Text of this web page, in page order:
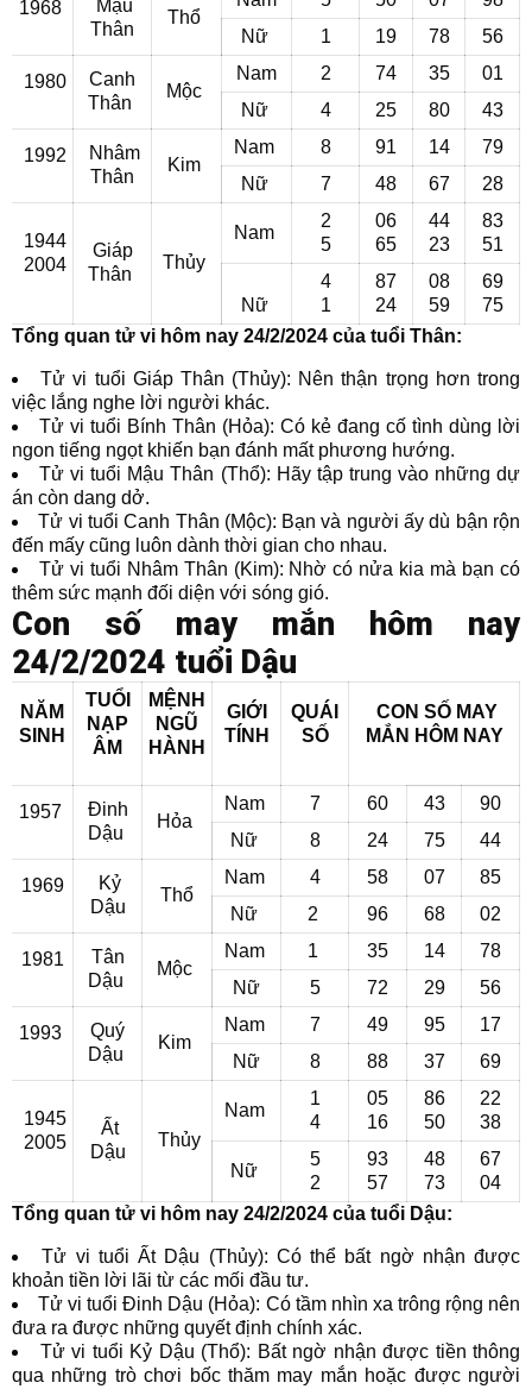
1968
Mậu
Thân
Thổ
Nữ
1 19 78 56
1980
Canh
Thân
Mộc
Nam 2 74 35
01
Nữ
4 25 80 43
1992
Nhâm
Thân
Kim
Nam 8 91 14
79
Nữ
7 48 67 28
1944
2004
Giáp
Thân
Thủy
Nam
2
5
06
65
44
23
83
51
Nữ
4
1
87
24
08
59
69
75
Tổng quan tử vi hôm nay 24/2/2024 của tuổi Thân:
Tử vi tuổi Giáp Thân (Thủy): Nên thận trọng hơn trong
việc lắng nghe lời người khác.
Tử vi tuổi Bính Thân (Hỏa): Có kẻ đang cố tình dùng lời
ngon tiếng ngọt khiến bạn đánh mất phương hướng.
Tử vi tuổi Mậu Thân (Thổ): Hãy tập trung vào những dự
án còn dang dở.
Tử vi tuổi Canh Thân (Mộc): Bạn và người ấy dù bận rộn
đến mấy cũng luôn dành thời gian cho nhau.
Tử vi tuổi Nhâm Thân (Kim): Nhờ có nửa kia mà bạn có
thêm sức mạnh đối diện với sóng gió.
Con số may mắn hôm nay
24/2/2024 tuổi Dậu
NĂM
SINH
TUỔI
NẠP
ÂM
MỆNH
NGŨ
HÀNH
GIỚI
TÍNH
QUÁI
SỐ
CON SỐ MAY
MẮN HÔM NAY
1957
Đinh
Dậu
Hỏa
Nam 7 60 43
90
Nữ
8 24 75 44
1969
Kỷ
Dậu
Thổ
Nam 4 58 07
85
Nữ
2 96 68 02
1981
Tân
Dậu
Mộc
Nam 1 35 14
78
Nữ
5 72 29 56
1993
Quý
Dậu
Kim
Nam 7 49 95
17
Nữ
8 88 37 69
1945
2005
Ất
Dậu
Thủy
Nam
1
4
05
16
86
50
22
38
Nữ
5
2
93
57
48
73
67
04
Tổng quan tử vi hôm nay 24/2/2024 của tuổi Dậu:
Tử vi tuổi Ất Dậu (Thủy): Có thể bất ngờ nhận được
khoản tiền lời lãi từ các mối đầu tư.
Tử vi tuổi Đinh Dậu (Hỏa): Có tầm nhìn xa trông rộng nên
đưa ra được những quyết định chính xác.
Tử vi tuổi Kỷ Dậu (Thổ): Bất ngờ nhận được tiền thông
qua những trò chơi bốc thăm may mắn hoặc được người